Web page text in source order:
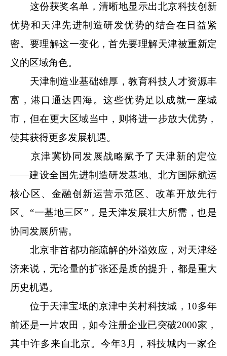
这份获奖名单，清晰地显示出北京科技创新
优势和天津先进制造研发优势的结合在日益紧
密。要理解这一变化，首先要理解天津被重新定
义的区域角色。
天津制造业基础雄厚，教育科技人才资源丰
富，港口通达四海。这些优势足以成就一座城
市，但在更大区域当中，则将进一步放大优势，
使其获得更多发展机遇。
京津冀协同发展战略赋予了天津新的定位
——建设全国先进制造研发基地、北方国际航运
核心区、金融创新运营示范区、改革开放先行
区。“一基地三区”，是天津发展壮大所需，也是
协同发展所需。
北京非首都功能疏解的外溢效应，对天津经
济来说，无论量的扩张还是质的提升，都是重大
历史机遇。
位于天津宝坻的京津中关村科技城，10多年
前还是一片农田，如今注册企业已突破2000家，
其中许多来自北京。今年3月，科技城内一家企